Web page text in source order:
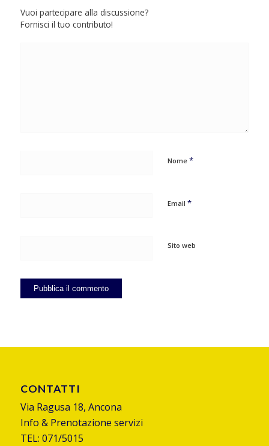
Vuoi partecipare alla discussione?
Fornisci il tuo contributo!
Nome *
Email *
Sito web
CONTATTI
Via Ragusa 18, Ancona
Info & Prenotazione servizi
TEL: 071/5015